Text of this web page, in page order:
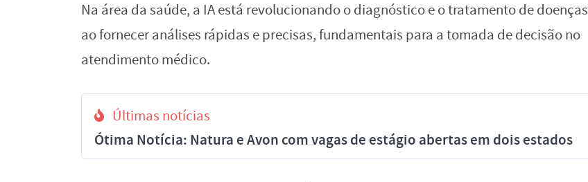
Na área da saúde, a IA está revolucionando o diagnóstico e o tratamento de doenças
ao fornecer análises rápidas e precisas, fundamentais para a tomada de decisão no
atendimento médico.
Últimas notícias
Ótima Notícia: Natura e Avon com vagas de estágio abertas em dois estados